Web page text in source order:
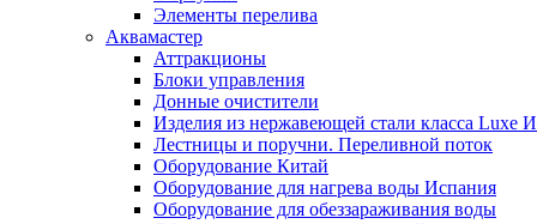
Элементы перелива
Аквамастер
Аттракционы
Блоки управления
Донные очистители
Изделия из нержавеющей стали класса Luxe
Лестницы и поручни. Переливной поток
Оборудование Китай
Оборудование для нагрева воды Испания
Оборудование для обеззараживания воды